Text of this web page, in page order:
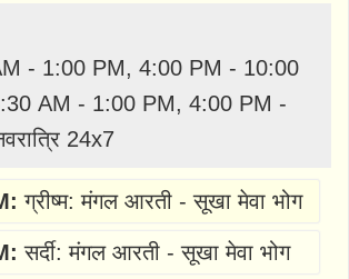
- 1:00 PM, 4:00 PM - 10:00
AM - 1:00 PM, 4:00 PM -
24x7
ग्रीष्म: मंगल आरती - सूखा मेवा भोग
सर्दी: मंगल आरती - सूखा मेवा भोग